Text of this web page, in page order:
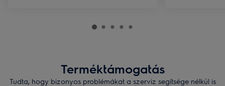
Terméktámogatás
Tudta, hogy bizonyos problémákat a szerviz segítsége nélkül is